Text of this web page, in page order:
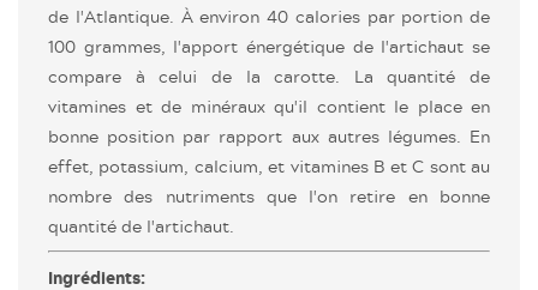
de l'Atlantique. À environ 40 calories par portion de
100 grammes, l'apport énergétique de l'artichaut se
compare à celui de la carotte. La quantité de
vitamines et de minéraux qu'il contient le place en
bonne position par rapport aux autres légumes. En
effet, potassium, calcium, et vitamines B et C sont au
nombre des nutriments que l'on retire en bonne
quantité de l'artichaut.
Ingrédients: